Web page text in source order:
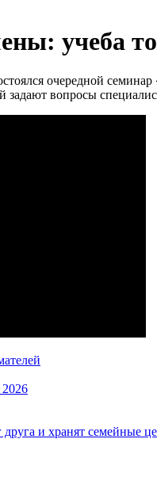
учеба
очередной
вопросы
и хранят семейные